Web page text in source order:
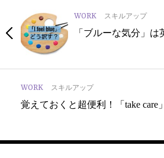
WORK スキルアップ
「ブルーな気分」
WORK スキルアップ
覚えておくと超便利！「take care